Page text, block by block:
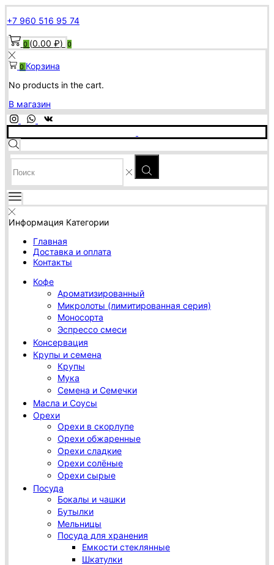
+7 960 516 95 74
0(0.00 ₽) 0
0 Корзина
No products in the cart.
В магазин
SEARCH
INPUT
Информация Категории
Главная
Доставка и оплата
Контакты
Кофе
Ароматизированный
Микролоты (лимитированная серия)
Моносорта
Эспрессо смеси
Консервация
Крупы и семена
Крупы
Мука
Семена и Семечки
Масла и Соусы
Орехи
Орехи в скорлупе
Орехи обжаренные
Орехи сладкие
Орехи солёные
Орехи сырые
Посуда
Бокалы и чашки
Бутылки
Мельницы
Посуда для хранения
Емкости стеклянные
Шкатулки